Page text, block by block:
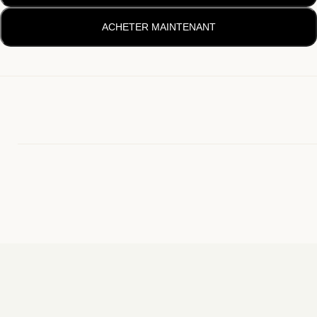
ACHETER MAINTENANT